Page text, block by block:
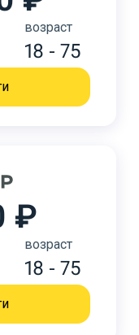
возраст
18 - 75
₽
возраст
18 - 75